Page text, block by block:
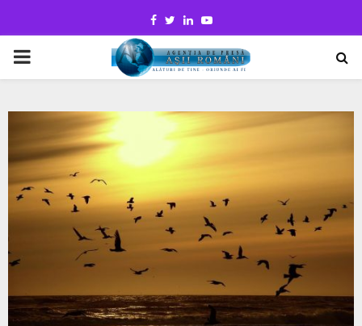
Facebook
TwitterLinkedinYoutube
PRIMARY